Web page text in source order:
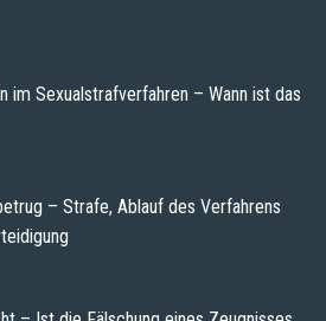
im Sexualstrafverfahren – Wann ist das
– Strafe, Ablauf des Verfahrens